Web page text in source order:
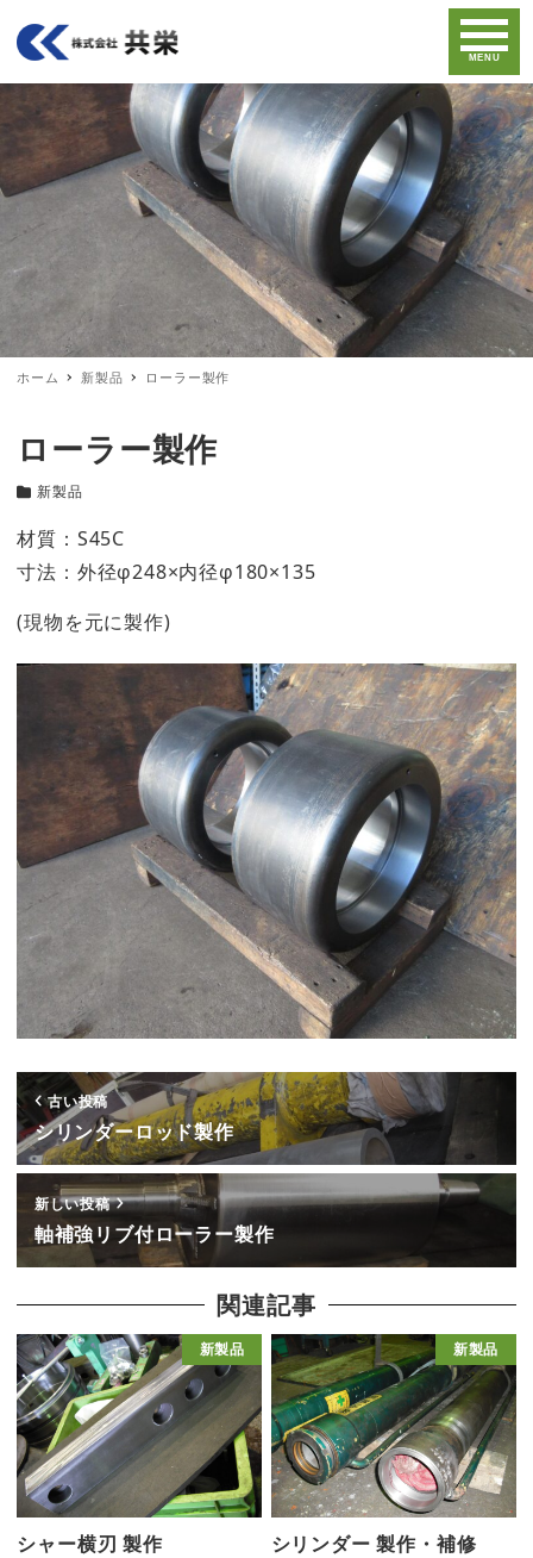
MENU
ホーム 新製品 ローラー製作
ローラー製作
カテゴリー
新製品
材質：S45C
寸法：外径φ248×内径φ180×135
(現物を元に製作)
古い投稿
シリンダーロッド製作
新しい投稿
軸補強リブ付ローラー製作
関連記事
新製品
シャー横刃 製作
新製品
シリンダー 製作・補修